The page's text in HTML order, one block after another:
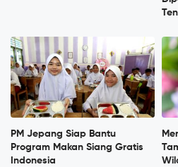
PM Jepang Siap Bantu
Program Makan Siang Gratis
Indonesia